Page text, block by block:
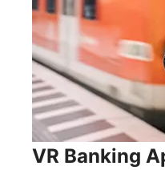
VR Banking